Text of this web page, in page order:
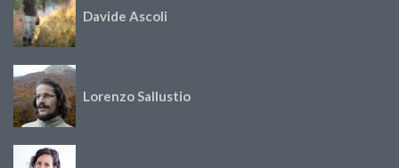
Davide Ascoli
Lorenzo Sallustio